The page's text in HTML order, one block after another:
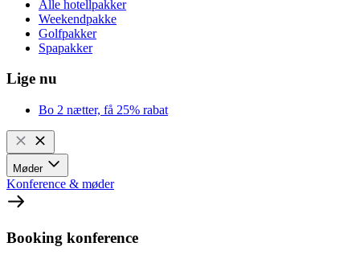
Alle hotellpakker
Weekendpakke
Golfpakker
Spapakker
Lige nu
Bo 2 nætter, få 25% rabat
Møder
Konference & møder
Booking konference